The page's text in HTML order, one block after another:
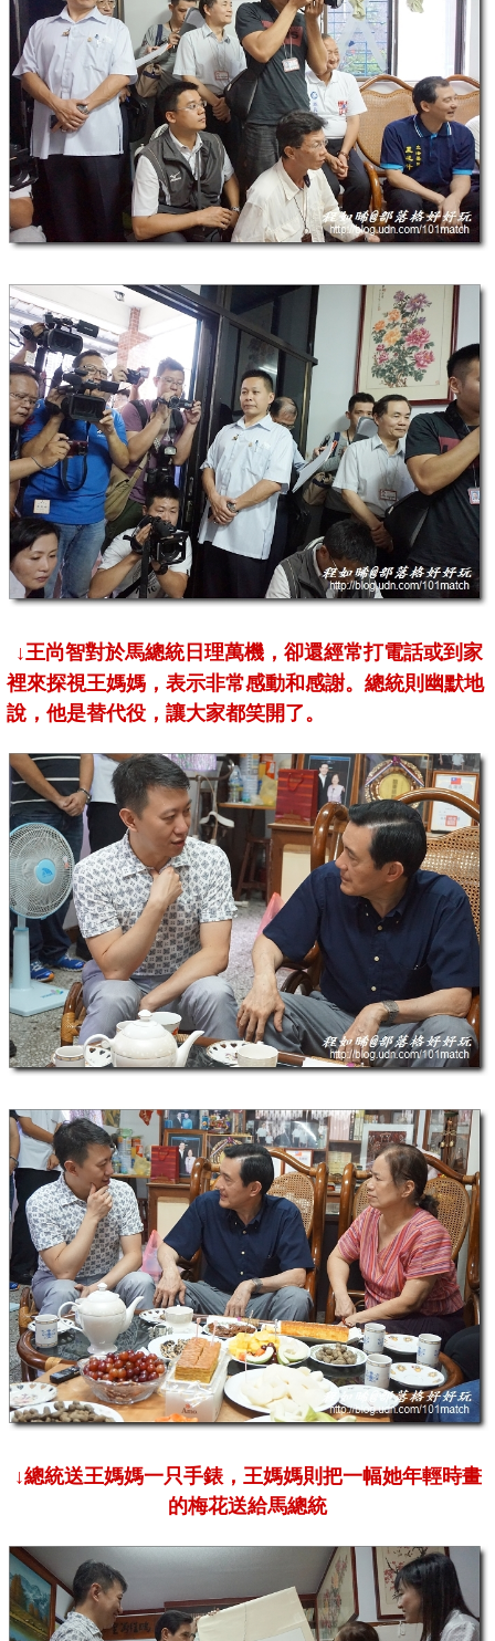
↓王尚智對於馬總統日理萬機，卻還經常打電話或到家
裡來探視王媽媽，表示非常感動和感謝。總統則幽默地
說，他是替代役，讓大家都笑開了。
↓總統送王媽媽一只手錶，王媽媽則把一幅她年輕時畫
的梅花送給馬總統